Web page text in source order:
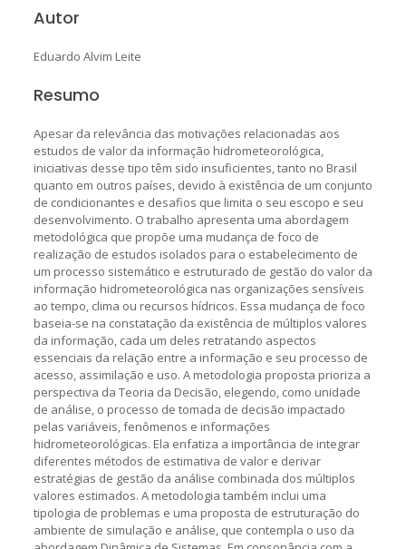
Autor
Eduardo Alvim Leite
Resumo
Apesar da relevância das motivações relacionadas aos
estudos de valor da informação hidrometeorológica,
iniciativas desse tipo têm sido insuficientes, tanto no Brasil
quanto em outros países, devido à existência de um conjunto
de condicionantes e desafios que limita o seu escopo e seu
desenvolvimento. O trabalho apresenta uma abordagem
metodológica que propõe uma mudança de foco de
realização de estudos isolados para o estabelecimento de
um processo sistemático e estruturado de gestão do valor da
informação hidrometeorológica nas organizações sensíveis
ao tempo, clima ou recursos hídricos. Essa mudança de foco
baseia-se na constatação da existência de múltiplos valores
da informação, cada um deles retratando aspectos
essenciais da relação entre a informação e seu processo de
acesso, assimilação e uso. A metodologia proposta prioriza a
perspectiva da Teoria da Decisão, elegendo, como unidade
de análise, o processo de tomada de decisão impactado
pelas variáveis, fenômenos e informações
hidrometeorológicas. Ela enfatiza a importância de integrar
diferentes métodos de estimativa de valor e derivar
estratégias de gestão da análise combinada dos múltiplos
valores estimados. A metodologia também inclui uma
tipologia de problemas e uma proposta de estruturação do
ambiente de simulação e análise, que contempla o uso da